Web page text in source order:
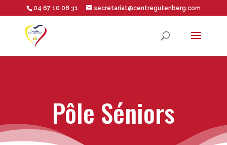
Ouvrir la barre d’outils
04 67 10 08 31 secretariat@centregutenberg.com
Pôle Séniors